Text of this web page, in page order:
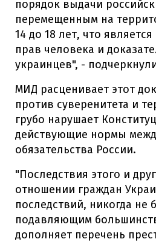
порядок выдачи
перемещенным на
14 до 18 лет, что
прав человека и
украинцев", -
МИД расценивает этот
против суверенитета и
грубо нарушает
действующие нормы
обязательства России.
"Последствия этого и
отношении граждан
последствий, никогда не
подавляющим
дополняет перечень